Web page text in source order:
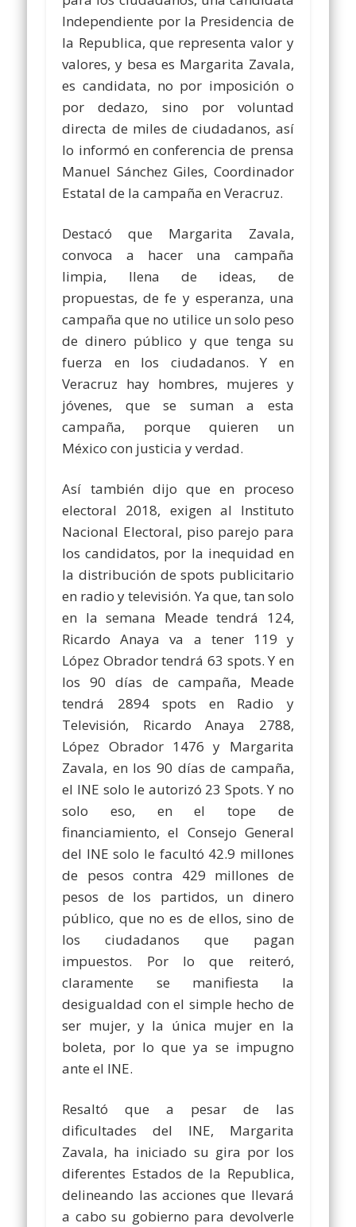
Independiente por la Presidencia de
la Republica, que representa valor y
valores, y besa es Margarita Zavala,
es candidata, no por imposición o
por dedazo, sino por voluntad
directa de miles de ciudadanos, así
lo informó en conferencia de prensa
Manuel Sánchez Giles, Coordinador
Estatal de la campaña en Veracruz.
Destacó que Margarita Zavala,
convoca a hacer una campaña
limpia, llena de ideas, de
propuestas, de fe y esperanza, una
campaña que no utilice un solo peso
de dinero público y que tenga su
fuerza en los ciudadanos. Y en
Veracruz hay hombres, mujeres y
jóvenes, que se suman a esta
campaña, porque quieren un
México con justicia y verdad.
Así también dijo que en proceso
electoral 2018, exigen al Instituto
Nacional Electoral, piso parejo para
los candidatos, por la inequidad en
la distribución de spots publicitario
en radio y televisión. Ya que, tan solo
en la semana Meade tendrá 124,
Ricardo Anaya va a tener 119 y
López Obrador tendrá 63 spots. Y en
los 90 días de campaña, Meade
tendrá 2894 spots en Radio y
Televisión, Ricardo Anaya 2788,
López Obrador 1476 y Margarita
Zavala, en los 90 días de campaña,
el INE solo le autorizó 23 Spots. Y no
solo eso, en el tope de
financiamiento, el Consejo General
del INE solo le facultó 42.9 millones
de pesos contra 429 millones de
pesos de los partidos, un dinero
público, que no es de ellos, sino de
los ciudadanos que pagan
impuestos. Por lo que reiteró,
claramente se manifiesta la
desigualdad con el simple hecho de
ser mujer, y la única mujer en la
boleta, por lo que ya se impugno
ante el INE.
Resaltó que a pesar de las
dificultades del INE, Margarita
Zavala, ha iniciado su gira por los
diferentes Estados de la Republica,
delineando las acciones que llevará
a cabo su gobierno para devolverle